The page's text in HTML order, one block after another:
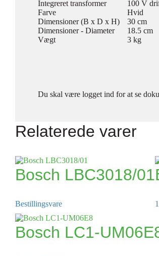
Integreret transformer
100 V
Farve
Hvid
Dimensioner (B x D x H)
30 cm
Dimensioner - Diameter
18.5 cm
Vægt
3 kg
Du skal være logget ind for at se
Relaterede varer
Bosch LBC3018/01
Bestillingsvare
Bosch LC1-